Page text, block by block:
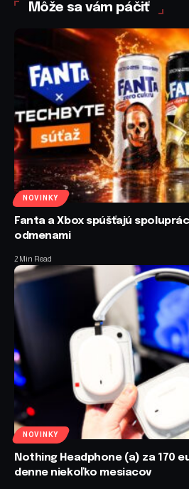
Môže sa vám páčiť
NOVINKY
Fanta a Xbox spúšťajú
odmenami
2 Min Read
NOVINKY
Nothing Headphone (a) za 170
denne niekoľko mesiacov